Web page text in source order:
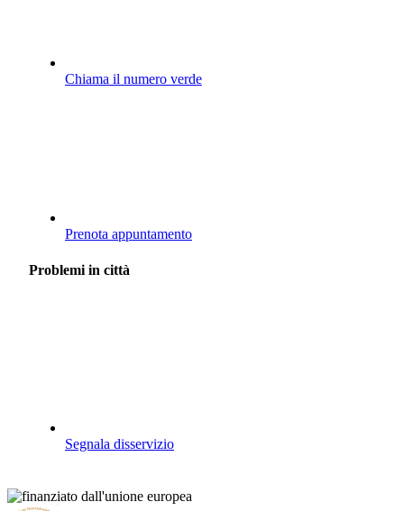
Chiama il numero verde
Prenota appuntamento
Problemi in città
Segnala disservizio